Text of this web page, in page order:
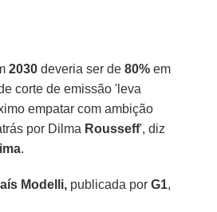
2030 deveria ser de 80% em
corte de emissão 'leva
empatar com ambição
por Dilma Rousseff', diz
.
Modelli, publicada porG1,